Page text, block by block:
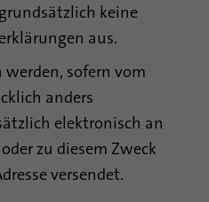
keine
aus.
werden, sofern vom
anders
elektronisch an
zu diesem Zweck
versendet.
merkt sich, dass ein
Nutzer mit der Zwei-Faktor-
verifiziert wurde und sich